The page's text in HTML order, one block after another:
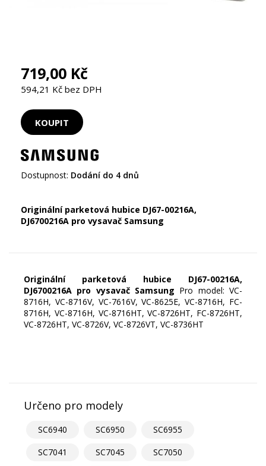
719,00 Kč
594,21 Kč bez DPH
Dostupnost: Dodání do 4 dnů
Originální parketová hubice DJ67-00216A,
DJ6700216A pro vysavač Samsung
Originální parketová hubice DJ67-00216A,
DJ6700216A pro vysavač Samsung Pro model: VC-
8716H, VC-8716V, VC-7616V, VC-8625E, VC-8716H, FC-
8716H, VC-8716H, VC-8716HT, VC-8726HT, FC-8726HT,
VC-8726HT, VC-8726V, VC-8726VT, VC-8736HT
Určeno pro modely
SC6940 SC6950
SC6955
SC7041
SC7045
SC7050